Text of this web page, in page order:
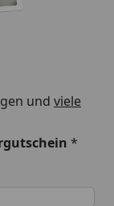
und viele
*